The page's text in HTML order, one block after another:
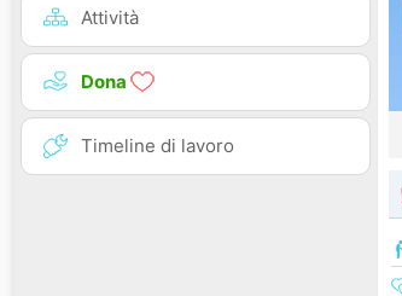
Attività
Dona
Timeline di lavoro